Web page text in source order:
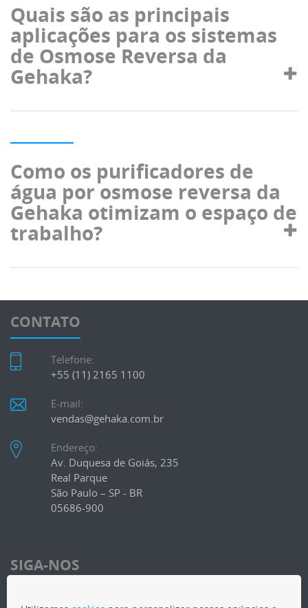
Quais são as principais
aplicações para os sistemas
de Osmose Reversa da
Gehaka?
Como os purificadores de
água por osmose reversa da
Gehaka otimizam o espaço de
trabalho?
CONTATO
Telefone:
+55 (11) 2165 1100
E-mail:
vendas@gehaka.com.br
Endereço:
Av. Duquesa de Goiás, 235
Real Parque
São Paulo – SP - BR
05686-900
SIGA-NOS